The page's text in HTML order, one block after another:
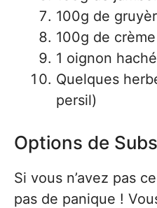
100g de
100g de
1 oignon haché
Quelques
persil)
Options de
Si vous n’avez pas
pas de panique !